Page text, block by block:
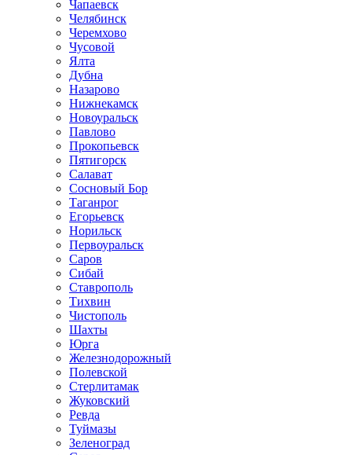
Чапаевск
Челябинск
Черемхово
Чусовой
Ялта
Дубна
Назарово
Нижнекамск
Новоуральск
Павлово
Прокопьевск
Пятигорск
Салават
Сосновый Бор
Таганрог
Егорьевск
Норильск
Первоуральск
Саров
Сибай
Ставрополь
Тихвин
Чистополь
Шахты
Юрга
Железнодорожный
Полевской
Стерлитамак
Жуковский
Ревда
Туймазы
Зеленоград